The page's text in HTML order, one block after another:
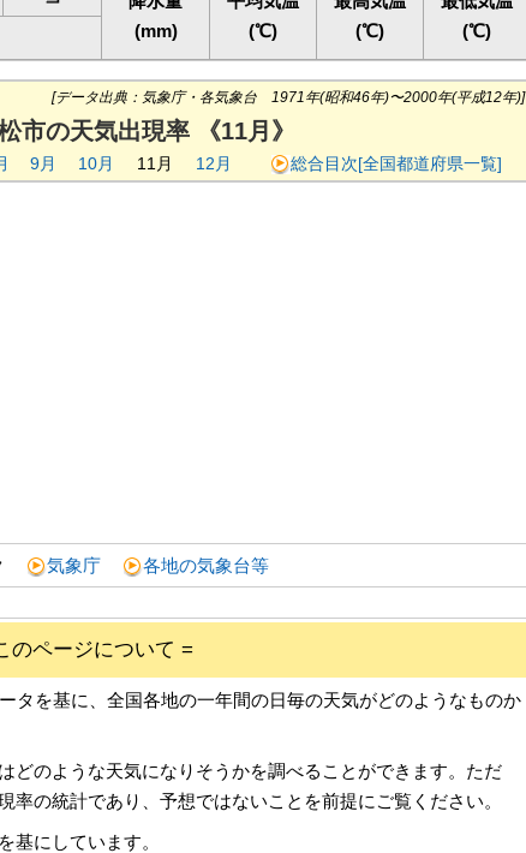
(mm)
(℃)
(℃)
(℃)
[データ出典：気象庁・各気象台 1971年(昭和46年)〜2000年(平成12年)]
市の天気出現率 《11月》
9月 10月 11月 12月 総合目次[全国都道府県一覧]
気象庁 各地の気象台等
のページについて =
タを基に、全国各地の一年間の日毎の天気がどのようなものか
どのような天気になりそうかを調べることができます。ただ
率の統計であり、予想ではないことを前提にご覧ください。
基にしています。